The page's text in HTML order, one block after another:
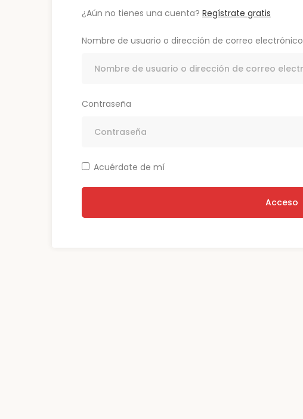
¿Aún no tienes una cuenta? Regístrate gratis
Nombre de usuario o dirección de correo electrónico
Contraseña
Acuérdate de mí
Acceso